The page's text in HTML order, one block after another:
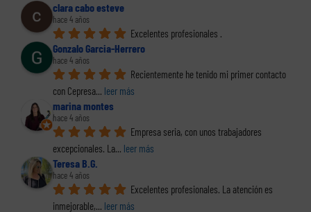
clara cabo esteve
hace 4 años
Excelentes profesionales .
Gonzalo Garcia-Herrero
hace 4 años
Recientemente he tenido mi primer contacto
con Cepresa... leer más
marina montes
hace 4 años
Empresa seria, con unos trabajadores
excepcionales. La... leer más
Teresa B.G.
hace 4 años
Excelentes profesionales. La atención es
inmejorable,... leer más